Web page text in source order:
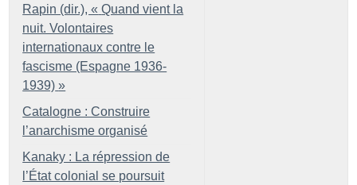
Rapin (dir.), « Quand vient la
nuit. Volontaires
internationaux contre le
fascisme (Espagne 1936-
1939) »
Catalogne : Construire
l’anarchisme organisé
Kanaky : La répression de
l’État colonial se poursuit